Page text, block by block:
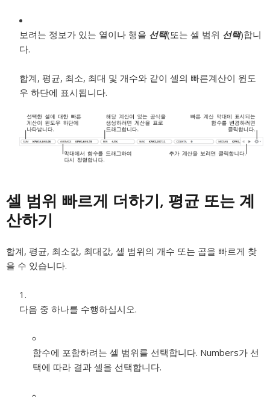
보려는 정보가 있는 열이나 행을 선택(또는 셀 범위 선택)합니
다.
합계, 평균, 최소, 최대 및 개수와 같이 셀의 빠른계산이 윈도
우 하단에 표시됩니다.
셀 범위 빠르게 더하기, 평균 또는 계
산하기
합계, 평균, 최소값, 최대값, 셀 범위의 개수 또는 곱을 빠르게 찾
을 수 있습니다.
다음 중 하나를 수행하십시오.
함수에 포함하려는 셀 범위를 선택합니다. Numbers가 선
택에 따라 결과 셀을 선택합니다.